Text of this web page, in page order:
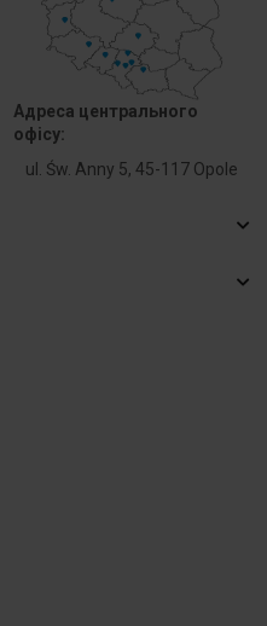
Адреса центрального
офісу:
ul. Św. Anny 5, 45-117 Opole